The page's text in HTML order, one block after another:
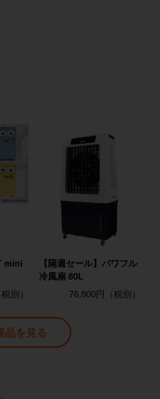
mini
【隔週セール】パワフル
冷風扇 80L
76,800円
品を見る